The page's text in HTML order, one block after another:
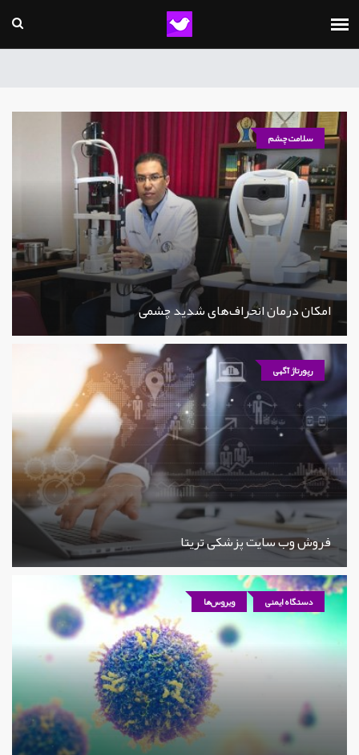
سلامت چشم
امکان درمان انحراف‌های شدید چشمی
رپورتاژ آگهی
فروش وب سایت پزشکی تریتا
دستگاه ایمنی ویروس‌ها